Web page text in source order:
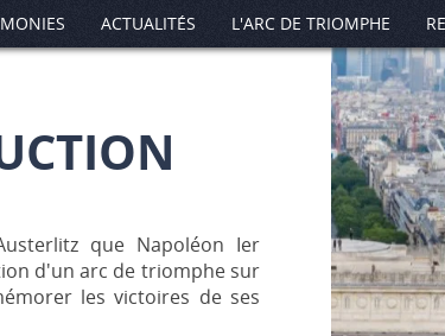
ACTUALITÉS L'ARC DE TRIOMPHE
que Napoléon Ier
d'un arc de triomphe sur
les victoires de ses